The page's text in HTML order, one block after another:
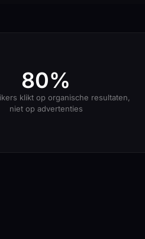
80%
klikt op organische resultaten,
niet op advertenties